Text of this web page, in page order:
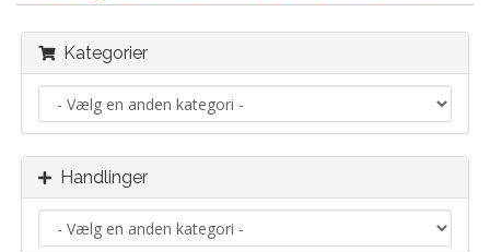
Kategorier
Handlinger